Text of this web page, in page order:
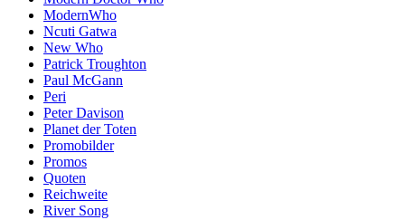
ModernWho
Ncuti Gatwa
New Who
Patrick Troughton
Paul McGann
Peri
Peter Davison
Planet der Toten
Promobilder
Promos
Quoten
Reichweite
River Song